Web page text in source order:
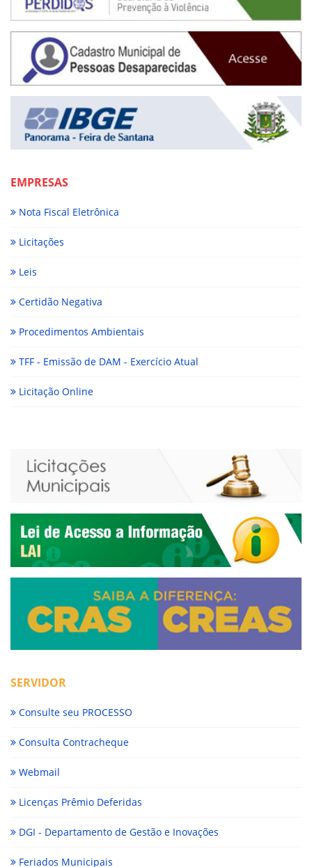
EMPRESAS
Nota Fiscal Eletrônica
Licitações
Leis
Certidão Negativa
Procedimentos Ambientais
TFF - Emissão de DAM - Exercício Atual
Licitação Online
SERVIDOR
Consulte seu PROCESSO
Consulta Contracheque
Webmail
Licenças Prêmio Deferidas
DGI - Departamento de Gestão e Inovações
Feriados Municipais